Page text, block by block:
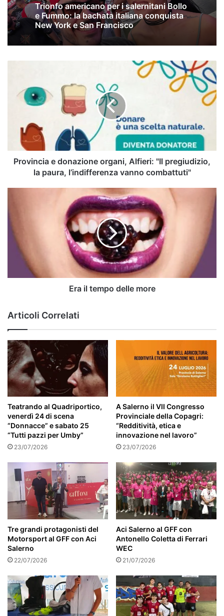
Trionfo americano per i salernitani Bollo
e Fummo: la bachata italiana conquista
New York e San Francisco
donazione
organi,
Alfieri:
pregiudizio,
paura,
l’indifferenza
Provincia e donazione organi, Alfieri: "Il pregiudizio,
la paura, l’indifferenza vanno combattuti"
more
Era il tempo delle more
Articoli Correlati
Teatrando al Quadriportico,
venerdì 24 di scena
“Donnacce” e sabato 25
“Tutti pazzi per Umby”
23/07/2026
A Salerno il VII Congresso
Provinciale della Copagri:
“Redditività, etica e
innovazione nel lavoro”
23/07/2026
Tre grandi protagonisti del
Motorsport al GFF con Aci
Salerno
22/07/2026
Aci Salerno al GFF con
Antonello Coletta di Ferrari
WEC
21/07/2026